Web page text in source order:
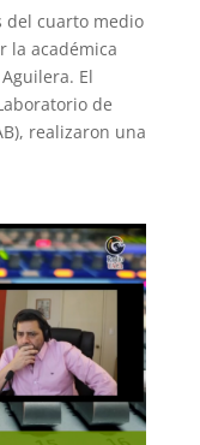
del cuarto medio
la académica
El
de
realizaron una